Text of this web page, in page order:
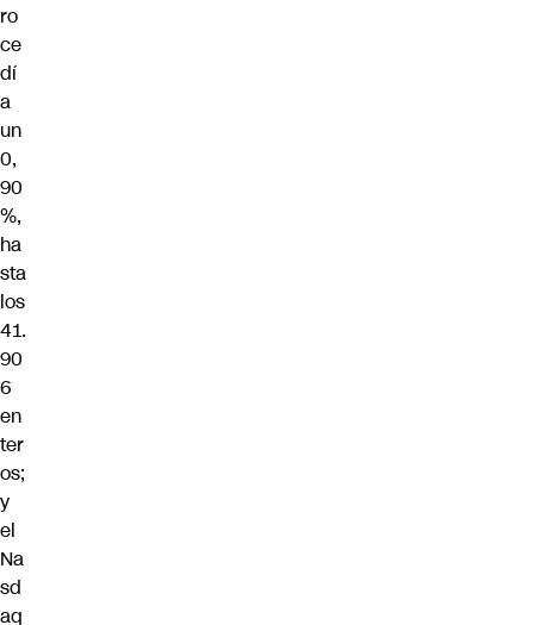
ro
ce
dí
a
un
0,
90
%,
ha
sta
los
41.
90
6
en
ter
os;
y
el
Na
sd
aq